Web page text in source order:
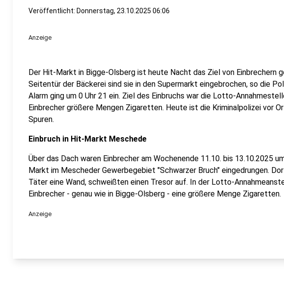
Veröffentlicht: Donnerstag, 23.10.2025 06:06
Anzeige
Der Hit-Markt in Bigge-Olsberg ist heute Nacht das Ziel von Einbrechern
Seitentür der Bäckerei sind sie in den Supermarkt eingebrochen, so die
Alarm ging um 0 Uhr 21 ein. Ziel des Einbruchs war die Lotto-
Einbrecher größere Mengen Zigaretten. Heute ist die Kriminalpolizei vor
Spuren.
Einbruch in Hit-Markt Meschede
Über das Dach waren Einbrecher am Wochenende 11.10. bis 13.10.2025
Markt im Mescheder Gewerbegebiet "Schwarzer Bruch" eingedrungen.
Täter eine Wand, schweißten einen Tresor auf. In der Lotto-
Einbrecher - genau wie in Bigge-Olsberg - eine größere Menge Zigaretten.
Anzeige